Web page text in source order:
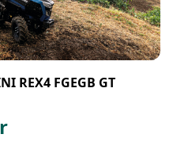
REX4 FGEGB GT